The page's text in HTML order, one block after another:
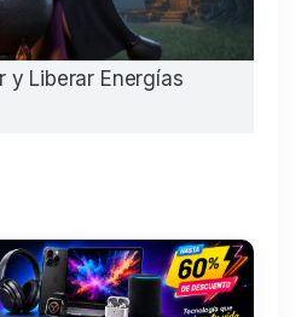
y Liberar Energías